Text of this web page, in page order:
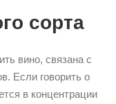
сорта
вино, связана с
Если говорить о
в концентрации